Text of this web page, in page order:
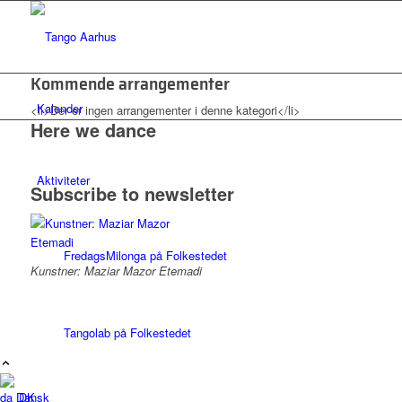
Kalender
Aktiviteter
FredagsMilonga på Folkestedet
Tangolab på Folkestedet
Kommende arrangementer
<li>Der er ingen arrangementer i denne kategori</li>
Here we dance
Subscribe to newsletter
Kunstner: Maziar Mazor Etemadi
Dansk